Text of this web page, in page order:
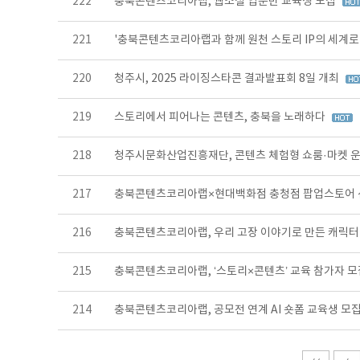
221 '충북콘텐츠코리아랩과 함께 원천 스토리 IP의 세계
220 청주시, 2025 라이징스타콘 결과발표회 8일 개최
219 스토리에서 피어나는 콘텐츠, 충북을 노래하다
218 청주시문화산업진흥재단, 콘텐츠 체험형 쇼룸·마켓
217 충북콘텐츠코리아랩×현대백화점 충청점 팝업스토어
216 충북콘텐츠코리아랩, 우리 고장 이야기로 만든 캐릭터
215 충북콘텐츠코리아랩, ‘스토리×콘텐츠’ 교육 참가자 모
214 충북콘텐츠코리아랩, 공모전 연계 AI 숏폼 교육생 모집